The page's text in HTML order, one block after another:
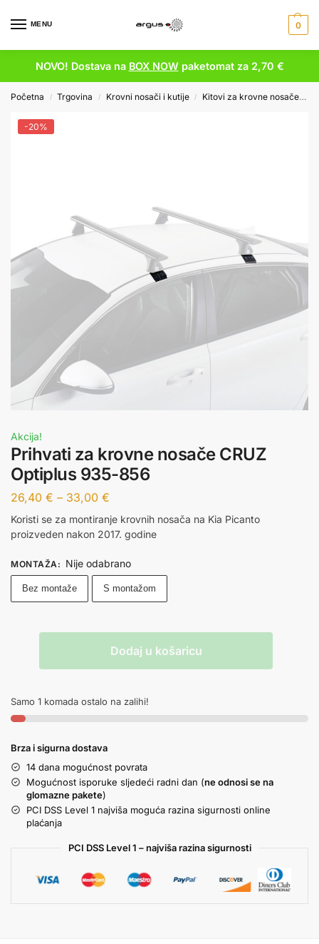
MENU 0
NOVO! Dostava na BOX NOWpaketomat za 2,70 €
Početna / Trgovina / Krovni nosači i kutije / Kitovi za krovne nosače
-20%
Akcija!
Prihvati za krovne nosače CRUZ
Optiplus 935-856
26,40 € – 33,00 €
Koristi se za montiranje krovnih nosača na Kia Picanto
proizveden nakon 2017. godine
MONTAŽA : Nije odabrano
Bez montaže S montažom
Dodaj u košaricu
Samo 1 komada ostalo na zalihi!
Brza i sigurna dostava
14 dana mogućnost povrata
Mogućnost isporuke sljedeći radni dan (ne odnosi se na
glomazne pakete)
PCI DSS Level 1 najviša moguća razina sigurnosti online
plaćanja
PCI DSS Level 1 – najviša razina sigurnosti